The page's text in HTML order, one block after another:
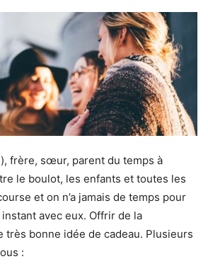
frère, sœur, parent du temps à
le boulot, les enfants et toutes les
et on n’a jamais de temps pour
avec eux. Offrir de la
très bonne idée de cadeau. Plusieurs
: